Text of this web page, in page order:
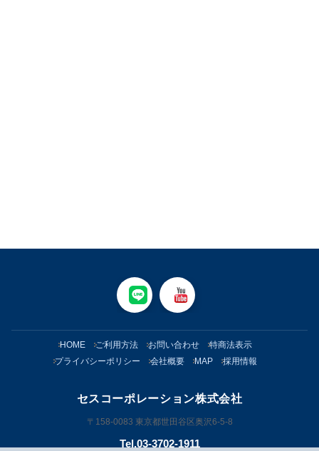
HOME ご利用方法 お問い合わせ
特商法表示
プライバシーポリシー
会社概要 MAP 採用情報
セスコーポレーション株式会社
〒158-0083 東京都世田谷区奥沢6-5-8
Tel.03-3702-1911